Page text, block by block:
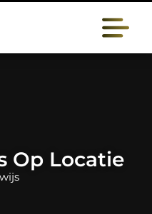
Op Locatie